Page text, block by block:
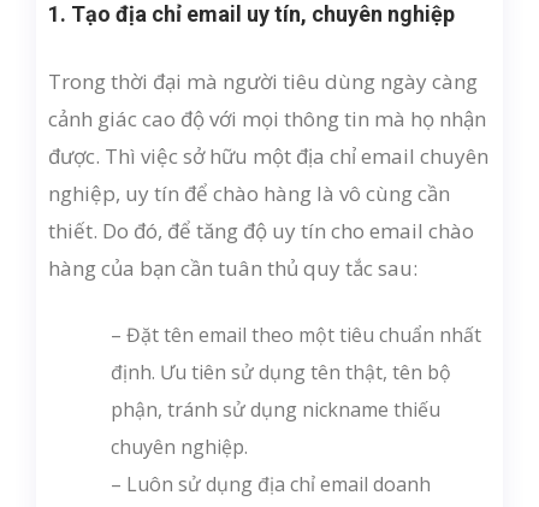
1. Tạo địa chỉ email uy tín, chuyên nghiệp
Trong thời đại mà người tiêu dùng ngày càng
cảnh giác cao độ với mọi thông tin mà họ nhận
được. Thì việc sở hữu một địa chỉ email chuyên
nghiệp, uy tín để chào hàng là vô cùng cần
thiết. Do đó, để tăng độ uy tín cho email chào
hàng của bạn cần tuân thủ quy tắc sau:
– Đặt tên email theo một tiêu chuẩn nhất
định. Ưu tiên sử dụng tên thật, tên bộ
phận, tránh sử dụng nickname thiếu
chuyên nghiệp.
– Luôn sử dụng địa chỉ email doanh